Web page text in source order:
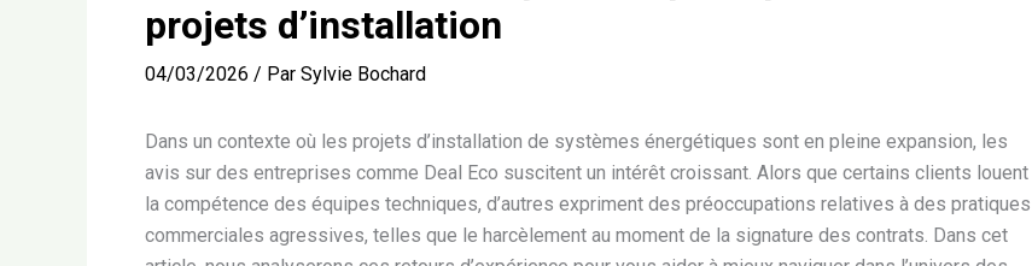
projets d’installation
04/03/2026 / Par Sylvie Bochard
Dans un contexte où les projets d’installation de systèmes énergétiques sont en pleine expansion, les
avis sur des entreprises comme Deal Eco suscitent un intérêt croissant. Alors que certains clients louent
la compétence des équipes techniques, d’autres expriment des préoccupations relatives à des pratiques
commerciales agressives, telles que le harcèlement au moment de la signature des contrats. Dans cet